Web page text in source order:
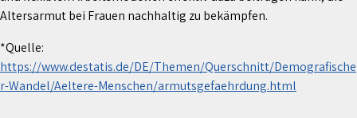
Altersarmut bei Frauen nachhaltig zu bekämpfen.
*Quelle:
https://www.destatis.de/DE/Themen/Querschnitt/Demografische
r-Wandel/Aeltere-Menschen/armutsgefaehrdung.html